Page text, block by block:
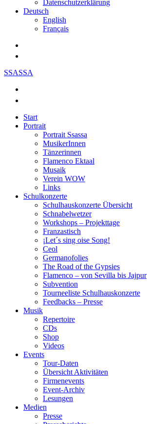
Datenschutzerklärung
Deutsch
English
Français
SSASSA
Start
Portrait
Portrait Ssassa
MusikerInnen
Tänzerinnen
Flamenco Ektaal
Musaik
Verein WOW
Links
Schulkonzerte
Schulhauskonzerte Übersicht
Schnabelwetzer
Workshops – Projekttage
Franzastisch
¡Let´s sing oise Song!
Ceol
Germanofolies
The Road of the Gypsies
Flamenco – von Sevilla bis Jajpur
Subvention
Tourneeliste Schulhauskonzerte
Feedbacks – Presse
Musik
Repertoire
CDs
Shop
Videos
Events
Tour-Daten
Übersicht Aktivitäten
Firmenevents
Event-Archiv
Lesungen
Medien
Presse